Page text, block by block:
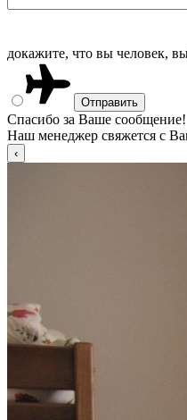
докажите, что вы человек,
Спасибо за Ваше сообщение!
Наш менеджер свяжется с